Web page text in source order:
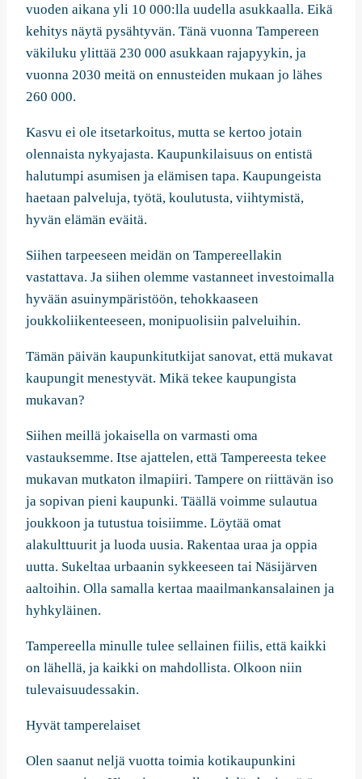
vuoden aikana yli 10 000:lla uudella asukkaalla. Eikä
kehitys näytä pysähtyvän. Tänä vuonna Tampereen
väkiluku ylittää 230 000 asukkaan rajapyykin, ja
vuonna 2030 meitä on ennusteiden mukaan jo lähes
260 000.
Kasvu ei ole itsetarkoitus, mutta se kertoo jotain
olennaista nykyajasta. Kaupunkilaisuus on entistä
halutumpi asumisen ja elämisen tapa. Kaupungeista
haetaan palveluja, työtä, koulutusta, viihtymistä,
hyvän elämän eväitä.
Siihen tarpeeseen meidän on Tampereellakin
vastattava. Ja siihen olemme vastanneet investoimalla
hyvään asuinympäristöön, tehokkaaseen
joukkoliikenteeseen, monipuolisiin palveluihin.
Tämän päivän kaupunkitutkijat sanovat, että mukavat
kaupungit menestyvät. Mikä tekee kaupungista
mukavan?
Siihen meillä jokaisella on varmasti oma
vastauksemme. Itse ajattelen, että Tampereesta tekee
mukavan mutkaton ilmapiiri. Tampere on riittävän iso
ja sopivan pieni kaupunki. Täällä voimme sulautua
joukkoon ja tutustua toisiimme. Löytää omat
alakulttuurit ja luoda uusia. Rakentaa uraa ja oppia
uutta. Sukeltaa urbaanin sykkeeseen tai Näsijärven
aaltoihin. Olla samalla kertaa maailmankansalainen ja
hyhkyläinen.
Tampereella minulle tulee sellainen fiilis, että kaikki
on lähellä, ja kaikki on mahdollista. Olkoon niin
tulevaisuudessakin.
Hyvät tamperelaiset
Olen saanut neljä vuotta toimia kotikaupunkini